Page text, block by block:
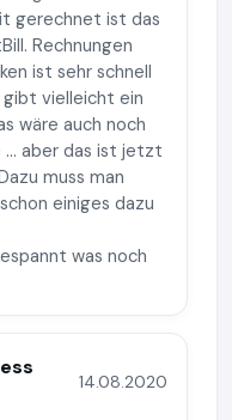
gerechnet ist das
Rechnungen
ist sehr schnell
gibt vielleicht ein
wäre auch noch
... aber das ist jetzt
muss man
einiges dazu
was noch
14.08.2020